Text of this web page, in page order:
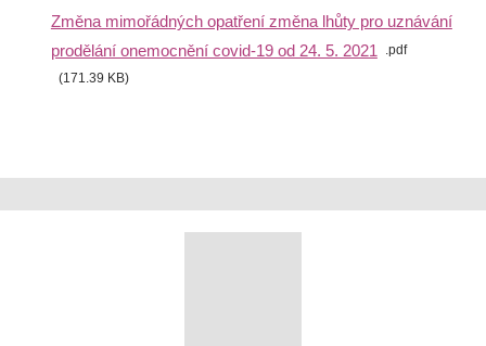
Změna mimořádných opatření změna lhůty pro uznávání
prodělání onemocnění covid-19 od 24. 5. 2021
pdf
171.39 KB